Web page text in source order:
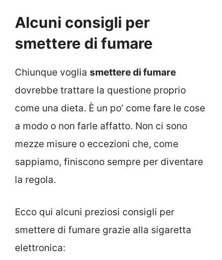
Alcuni consigli per
smettere di fumare
Chiunque voglia smettere di fumare
dovrebbe trattare la questione proprio
come una dieta. È un po’ come fare le cose
a modo o non farle affatto. Non ci sono
mezze misure o eccezioni che, come
sappiamo, finiscono sempre per diventare
la regola.
Ecco qui alcuni preziosi consigli per
smettere di fumare grazie alla sigaretta
elettronica: